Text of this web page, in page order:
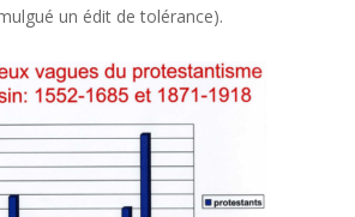
un édit de tolérance).